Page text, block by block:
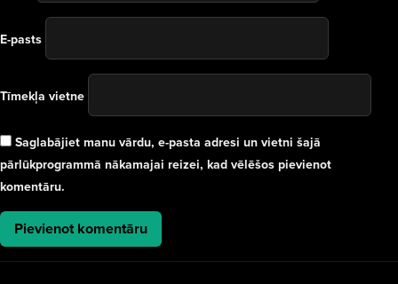
E-pasts
Tīmekļa vietne
Saglabājiet manu vārdu, e-pasta adresi un vietni šajā
pārlūkprogrammā nākamajai reizei, kad vēlēšos pievienot
komentāru.